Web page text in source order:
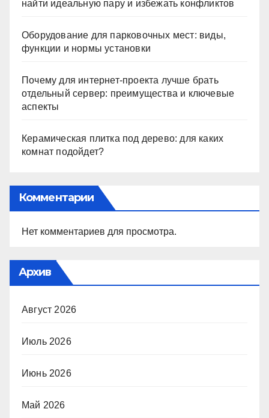
найти идеальную пару и избежать конфликтов
Оборудование для парковочных мест: виды,
функции и нормы установки
Почему для интернет-проекта лучше брать
отдельный сервер: преимущества и ключевые
аспекты
Керамическая плитка под дерево: для каких
комнат подойдет?
Комментарии
Нет комментариев для просмотра.
Архив
Август 2026
Июль 2026
Июнь 2026
Май 2026